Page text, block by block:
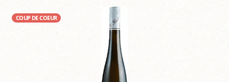
COUP DE COEUR